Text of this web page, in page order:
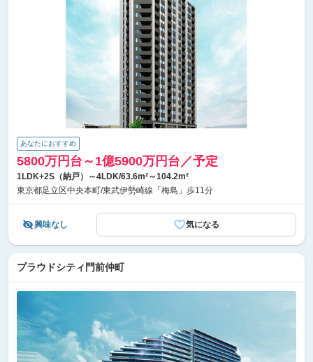
あなたにおすすめ
5800万円台～1億5900万円台／予定
1LDK+2S（納戸）～4LDK/63.6m²～104.2m²
東京都足立区中央本町/東武伊勢崎線「梅島」歩11分
興味なし 気になる
プラウドシティ門前仲町